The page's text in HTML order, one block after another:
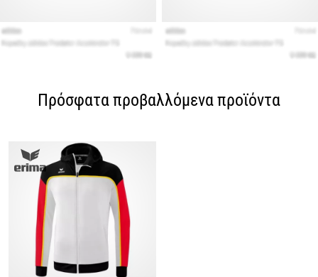
Πρόσφατα προβαλλόμενα προϊόντα